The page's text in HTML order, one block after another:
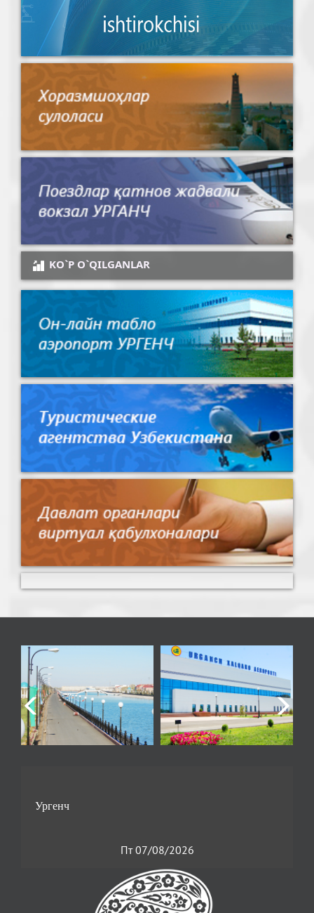
KO`P O`QILGANLAR
Пт 07/08/2026